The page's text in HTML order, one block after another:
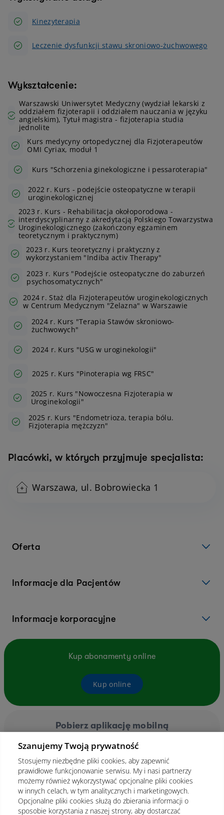
Kinezyterapia
Leczenie dysfunkcji stawu skroniowo-żuchwowego
Wykształcenie:
Warszawski Uniwersytet Medyczny (wydział lekarski z
oddziałem fizjoterapii i oddziałem nauczania w języku
angielskim), Tytuł magistra - fizjoterapia studia
jednolite
Kurs medycyny ortopedycznej dla Fizjoterapeutów
OMI Cyriax, moduł 1
Kurs "Schorzenia ginekologiczne i pessaroterapia"
2022 r. Kurs - podejście osteopatyczne w terapii
uroginekologicznej
2023 r. Kurs - Rehabilitacja okołoporodowa -
interdyscyplinarny z akredytacją Polskiego Towarzystwa
Uroginekologicznego (zakończony egzaminem
teoretycznym i praktycznym)
2023 r. Kurs teoretyczny i praktyczny z
wykorzystaniem "Indiba activ Therapy"
2023 r. Kurs "Podejście osteopatyczne do zaburzeń
psychosomatycznych"
2024 r. Staż dla Fizjoterapeutów uroginekologicznych
w Centrum Medycznym "Żelazna" w Warszawie
2024 r. Kurs "Terapia Stawów skroniowo-
żuchwowych"
2024 r. Kurs "USG w uroginekologii"
2025 r. Kurs "Pinoterapia wg FRSC"
2025 r. Kurs "Nowoczesna Fizjoterapia w
Uroginekologii"
2025 r. Kurs "Endometrioza, terapia bólu.
Fizjoterapia mężczyzn"
Placówki, w których przyjmuje specjalista:
Warszawa, ul. Bobrowiecka 1
Oferta
Informacje dla Pacjentów
Informacje korporacyjne
Kup abonamenty online
Kup online
Pobierz aplikację mobilną
Szanujemy Twoją prywatność
Stosujemy niezbędne pliki cookies, aby zapewnić
prawidłowe funkcjonowanie serwisu. My i nasi partnerzy
możemy również wykorzystywać opcjonalne pliki cookies
w innych celach, w tym analitycznych i marketingowych.
Opcjonalne pliki cookies służą do zbierania informacji o
sposobie korzystania z naszej strony, aby dostarczać